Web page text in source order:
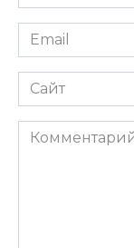
*
Email
*
Сайт
Комментарий